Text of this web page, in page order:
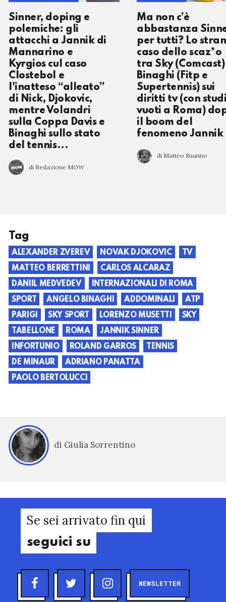
Sinner, doping e
polemiche: gli
attacchi a Jannik di
Mannarino e
Kyrgios cul caso
Clostebol e
l'inatteso “alleato”
di Nick, Djokovic,
mentre Volandri
sulla Coppa Davis e
Binaghi sullo stato
del tennis...
di Redazione MOW
Ma non c’è
abbastanza
per tutti? Lo
caso dello scaz*o
tra Sky (Comcast)
Binaghi (Fitp e
Supertennis) sui
diritti tv (con
vuoti a Roma)
il boom del
fenomeno Jannik
di Matteo Suanno
Tag
ALEXANDER ZVEREV NOVAK DJOKOVIC
TV
MATTEO BERRETTINI
CARLOS ALCARAZ
DANIIL MEDVEDEV
INTERNAZIONALI DI ROMA
SPORT
ANGELO BINAGHI ADDOMINALI
ATP
PARIGI
SKY SPORT LORENZO MUSETTI
SKY
TABELLONE
ROMA
JANNIK SINNER
INFORTUNIO
ROLAND GARROS
TENNIS
DE MINAUR
ADRIANO PANATTA
PAOLO BERTOLUCCI
di Giulia Sorrentino
Se sei arrivato fin qui
seguici su
NEWSLETTER